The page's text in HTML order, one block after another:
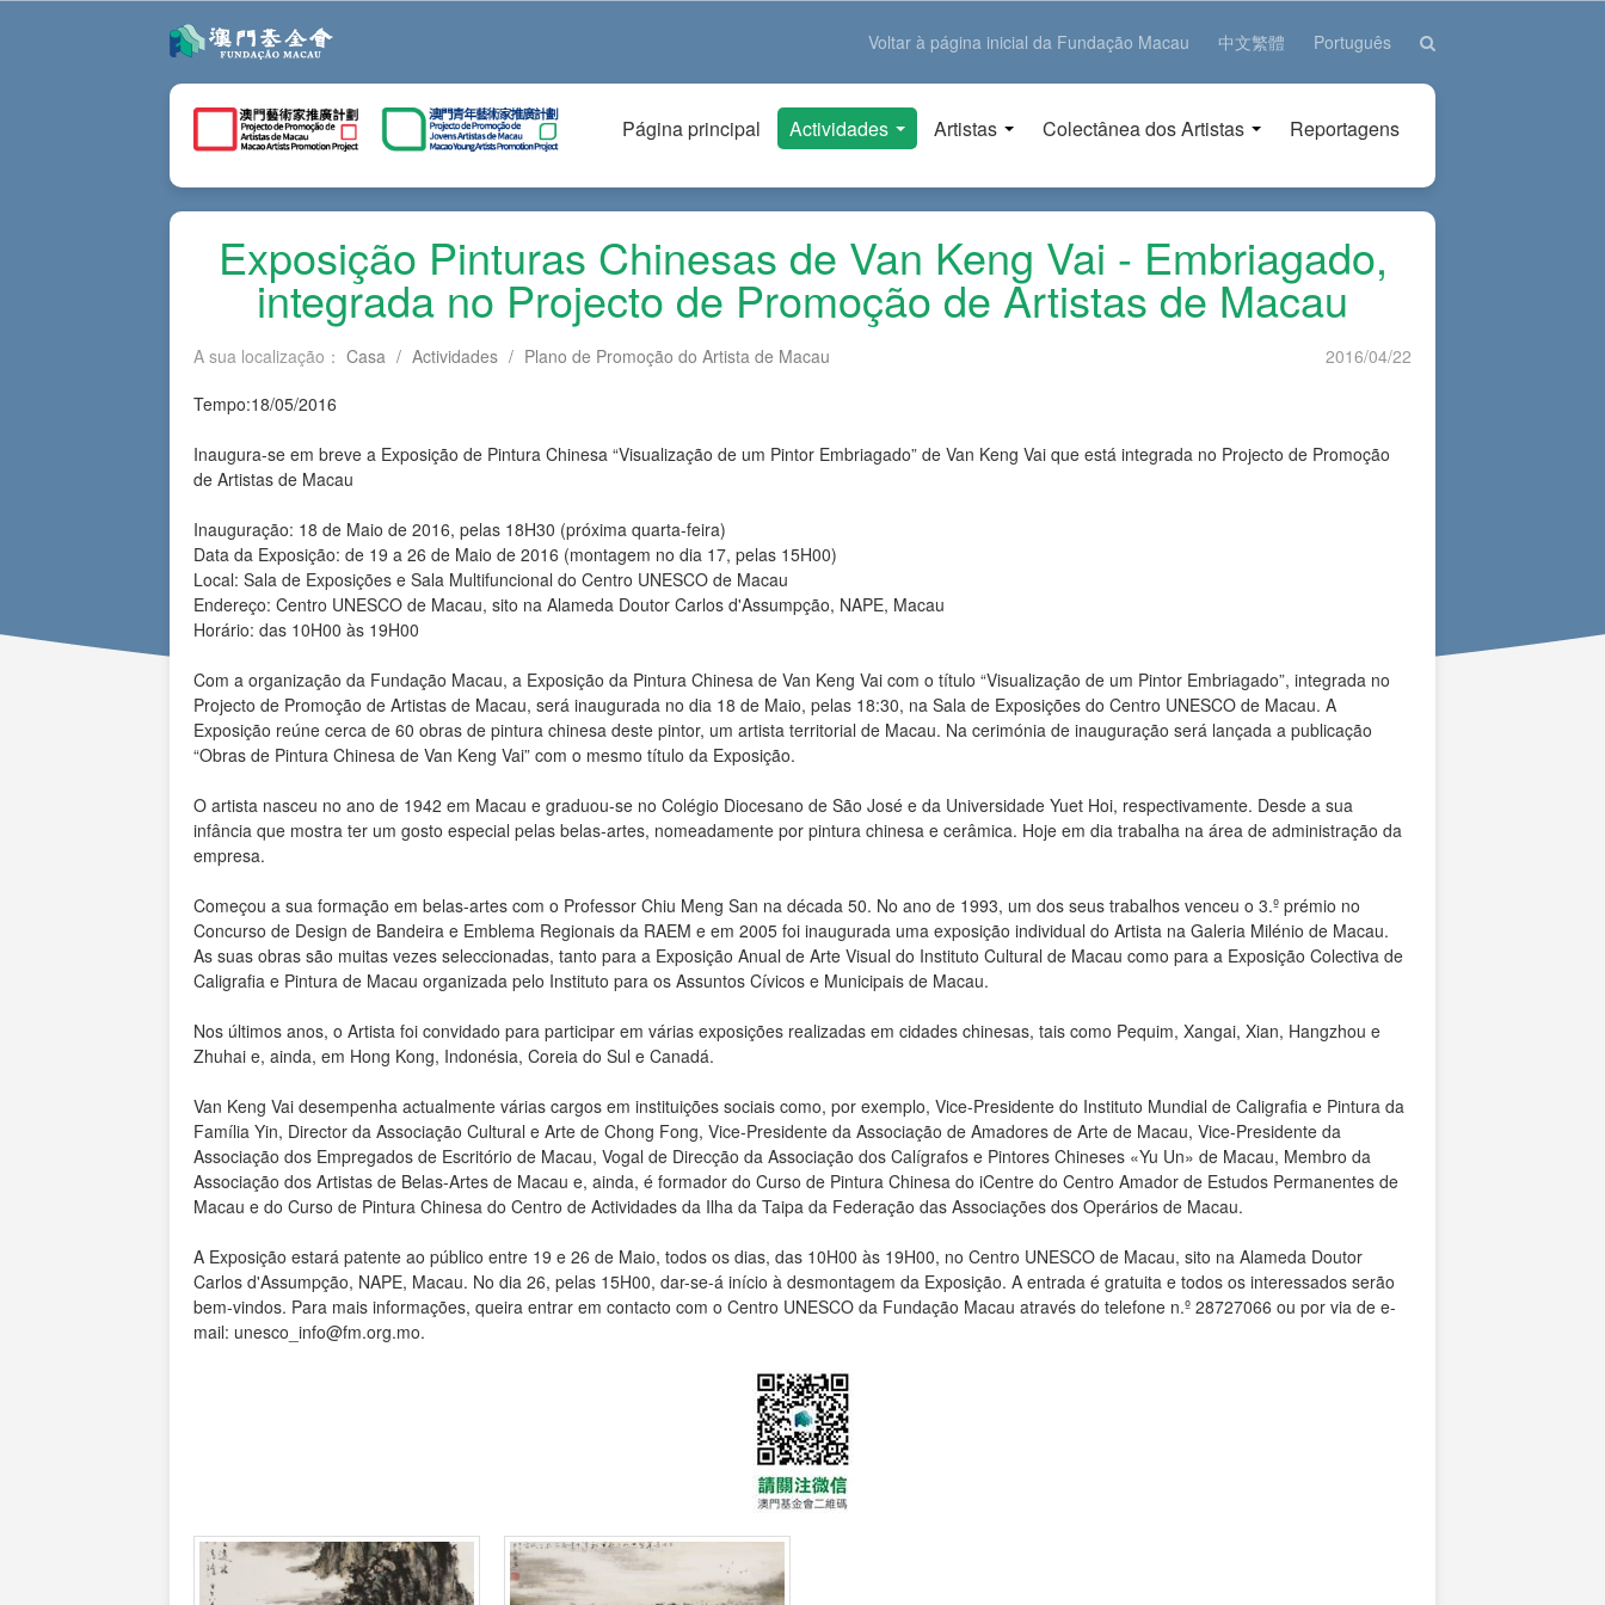
Voltar à página inicial da Fundação Macau 中文繁體 Português
Página principal Actividades Artistas Colectânea dos Artistas Reportagens
Exposição Pinturas Chinesas de Van Keng Vai - Embriagado,
integrada no Projecto de Promoção de Artistas de Macau
A sua localização： Casa / Actividades / Plano de Promoção do Artista de Macau
2016/04/22
Tempo:18/05/2016
Inaugura-se em breve a Exposição de Pintura Chinesa “Visualização de um Pintor Embriagado” de Van Keng Vai que está integrada no Projecto de Promoção
de Artistas de Macau
Inauguração: 18 de Maio de 2016, pelas 18H30 (próxima quarta-feira)
Data da Exposição: de 19 a 26 de Maio de 2016 (montagem no dia 17, pelas 15H00)
Local: Sala de Exposições e Sala Multifuncional do Centro UNESCO de Macau
Endereço: Centro UNESCO de Macau, sito na Alameda Doutor Carlos d'Assumpção, NAPE, Macau
Horário: das 10H00 às 19H00
Com a organização da Fundação Macau, a Exposição da Pintura Chinesa de Van Keng Vai com o título “Visualização de um Pintor Embriagado”, integrada no
Projecto de Promoção de Artistas de Macau, será inaugurada no dia 18 de Maio, pelas 18:30, na Sala de Exposições do Centro UNESCO de Macau. A
Exposição reúne cerca de 60 obras de pintura chinesa deste pintor, um artista territorial de Macau. Na cerimónia de inauguração será lançada a publicação
“Obras de Pintura Chinesa de Van Keng Vai” com o mesmo título da Exposição.
O artista nasceu no ano de 1942 em Macau e graduou-se no Colégio Diocesano de São José e da Universidade Yuet Hoi, respectivamente. Desde a sua
infância que mostra ter um gosto especial pelas belas-artes, nomeadamente por pintura chinesa e cerâmica. Hoje em dia trabalha na área de administração da
empresa.
Começou a sua formação em belas-artes com o Professor Chiu Meng San na década 50. No ano de 1993, um dos seus trabalhos venceu o 3.º prémio no
Concurso de Design de Bandeira e Emblema Regionais da RAEM e em 2005 foi inaugurada uma exposição individual do Artista na Galeria Milénio de Macau.
As suas obras são muitas vezes seleccionadas, tanto para a Exposição Anual de Arte Visual do Instituto Cultural de Macau como para a Exposição Colectiva de
Caligrafia e Pintura de Macau organizada pelo Instituto para os Assuntos Cívicos e Municipais de Macau.
Nos últimos anos, o Artista foi convidado para participar em várias exposições realizadas em cidades chinesas, tais como Pequim, Xangai, Xian, Hangzhou e
Zhuhai e, ainda, em Hong Kong, Indonésia, Coreia do Sul e Canadá.
Van Keng Vai desempenha actualmente várias cargos em instituições sociais como, por exemplo, Vice-Presidente do Instituto Mundial de Caligrafia e Pintura da
Família Yin, Director da Associação Cultural e Arte de Chong Fong, Vice-Presidente da Associação de Amadores de Arte de Macau, Vice-Presidente da
Associação dos Empregados de Escritório de Macau, Vogal de Direcção da Associação dos Calígrafos e Pintores Chineses «Yu Un» de Macau, Membro da
Associação dos Artistas de Belas-Artes de Macau e, ainda, é formador do Curso de Pintura Chinesa do iCentre do Centro Amador de Estudos Permanentes de
Macau e do Curso de Pintura Chinesa do Centro de Actividades da Ilha da Taipa da Federação das Associações dos Operários de Macau.
A Exposição estará patente ao público entre 19 e 26 de Maio, todos os dias, das 10H00 às 19H00, no Centro UNESCO de Macau, sito na Alameda Doutor
Carlos d'Assumpção, NAPE, Macau. No dia 26, pelas 15H00, dar-se-á início à desmontagem da Exposição. A entrada é gratuita e todos os interessados serão
bem-vindos. Para mais informações, queira entrar em contacto com o Centro UNESCO da Fundação Macau através do telefone n.º 28727066 ou por via de e-
mail: unesco_info@fm.org.mo.